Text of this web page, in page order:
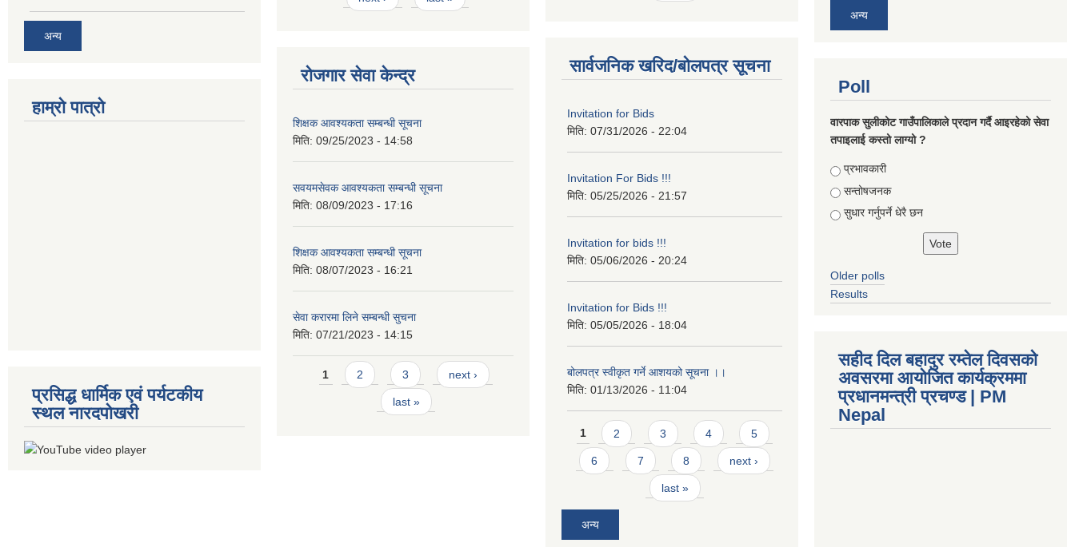
अन्य
हाम्रो पात्रो
प्रसिद्ध धार्मिक एवं पर्यटकीय
स्थल नारदपोखरी
रोजगार सेवा केन्द्र
शिक्षक आवश्यकता सम्बन्धी सूचना
मिति: 09/25/2023 - 14:58
सवयमसेवक आवश्यकता सम्बन्धी सूचना
मिति: 08/09/2023 - 17:16
शिक्षक आवश्यकता सम्बन्धी सूचना
मिति: 08/07/2023 - 16:21
सेवा करारमा लिने सम्बन्धी सुचना
मिति: 07/21/2023 - 14:15
Pages
1 2 3 next ›
last »
सार्वजनिक खरिद/बोलपत्र सूचना
Invitation for Bids
मिति: 07/31/2026 - 22:04
Invitation For Bids !!!
मिति: 05/25/2026 - 21:57
Invitation for bids !!!
मिति: 05/06/2026 - 20:24
Invitation for Bids !!!
मिति: 05/05/2026 - 18:04
बोलपत्र स्वीकृत गर्ने आशयको सूचना ।।
मिति: 01/13/2026 - 11:04
Pages
1 2 3 4 5
6 7 8 next ›
last »
अन्य
अन्य
Poll
वारपाक सुलीकोट गाउँपालिकाले प्रदान गर्दै आइरहेको सेवा
तपाइलाई कस्तो लाग्यो ?
Choices
प्रभावकारी
सन्तोषजनक
सुधार गर्नुपर्ने धेरै छन
Older polls
Results
सहीद दिल बहादुर रम्तेल दिवसको
अवसरमा आयोजित कार्यक्रममा
प्रधानमन्त्री प्रचण्ड | PM
Nepal